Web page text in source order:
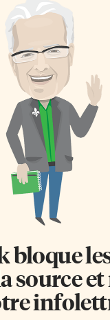
de
avec
[…]
Acadiens a
1765? 3.
donné à la
Acadiens:
bloque
source et